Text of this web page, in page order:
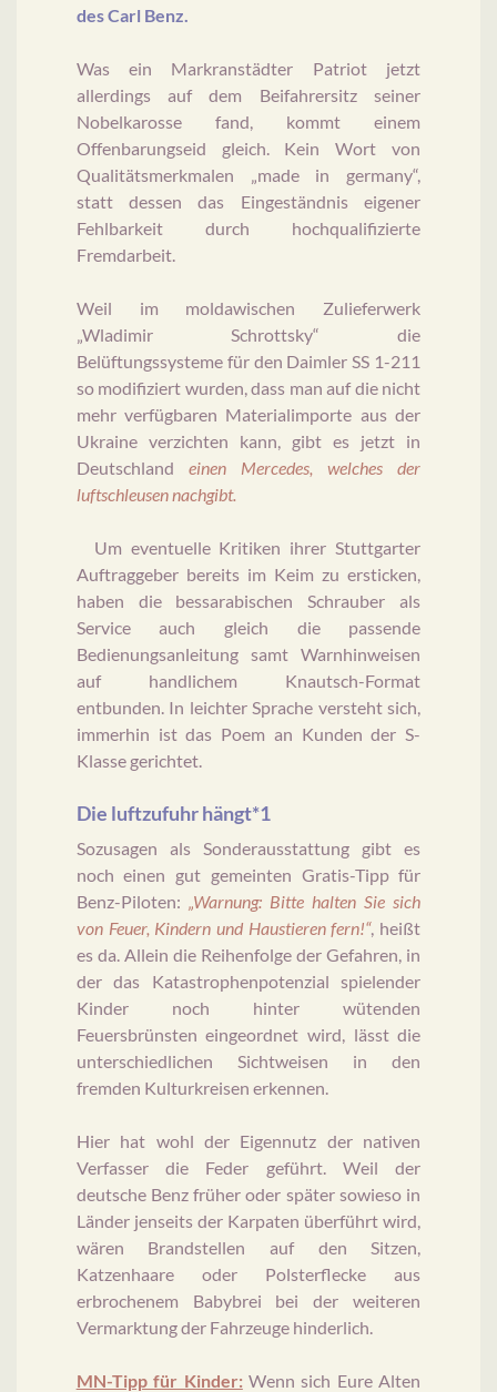
des Carl Benz.
Was ein Markranstädter Patriot jetzt
allerdings auf dem Beifahrersitz seiner
Nobelkarosse fand, kommt einem
Offenbarungseid gleich. Kein Wort von
Qualitätsmerkmalen „made in germany“,
statt dessen das Eingeständnis eigener
Fehlbarkeit durch hochqualifizierte
Fremdarbeit.
Weil im moldawischen Zulieferwerk
„Wladimir Schrottsky“ die
Belüftungssysteme für den Daimler SS 1-211
so modifiziert wurden, dass man auf die nicht
mehr verfügbaren Materialimporte aus der
Ukraine verzichten kann, gibt es jetzt in
Deutschland einen Mercedes, welches der
luftschleusen nachgibt.
Um eventuelle Kritiken ihrer Stuttgarter
Auftraggeber bereits im Keim zu ersticken,
haben die bessarabischen Schrauber als
Service auch gleich die passende
Bedienungsanleitung samt Warnhinweisen
auf handlichem Knautsch-Format
entbunden. In leichter Sprache versteht sich,
immerhin ist das Poem an Kunden der S-
Klasse gerichtet.
Die luftzufuhr hängt*1
Sozusagen als Sonderausstattung gibt es
noch einen gut gemeinten Gratis-Tipp für
Benz-Piloten: „Warnung: Bitte halten Sie sich
von Feuer, Kindern und Haustieren fern!“, heißt
es da. Allein die Reihenfolge der Gefahren, in
der das Katastrophenpotenzial spielender
Kinder noch hinter wütenden
Feuersbrünsten eingeordnet wird, lässt die
unterschiedlichen Sichtweisen in den
fremden Kulturkreisen erkennen.
Hier hat wohl der Eigennutz der nativen
Verfasser die Feder geführt. Weil der
deutsche Benz früher oder später sowieso in
Länder jenseits der Karpaten überführt wird,
wären Brandstellen auf den Sitzen,
Katzenhaare oder Polsterflecke aus
erbrochenem Babybrei bei der weiteren
Vermarktung der Fahrzeuge hinderlich.
MN-Tipp für Kinder: Wenn sich Eure Alten